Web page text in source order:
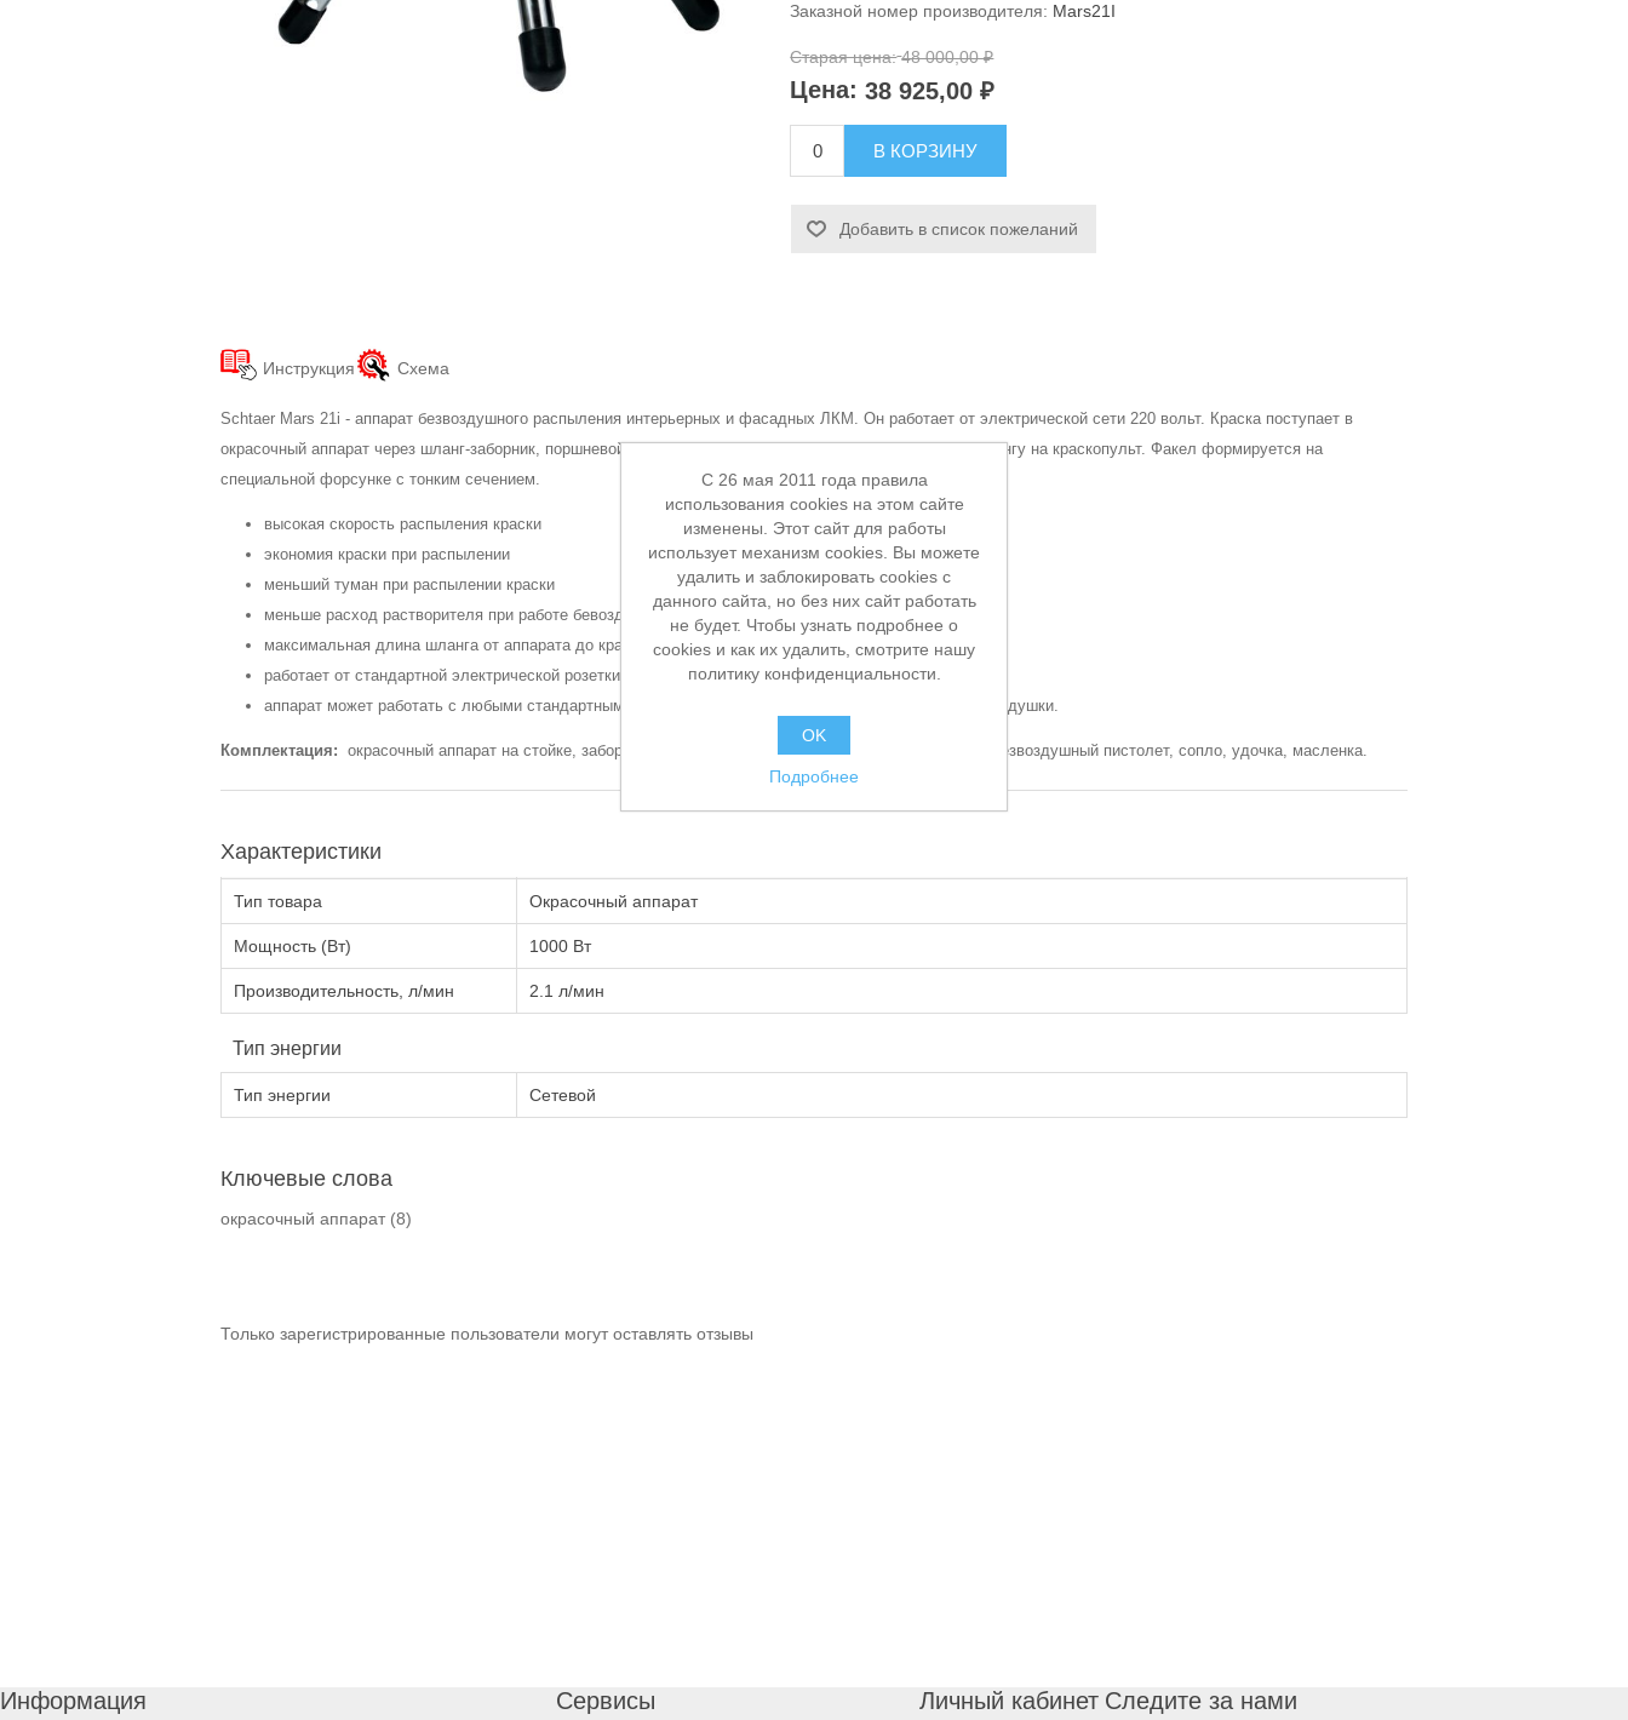
Заказной номер производителя: Mars21I
Старая цена: 48 000,00 ₽
Цена: 38 925,00 ₽
В КОРЗИНУ
Добавить в список пожеланий
Инструкция Схема
Schtaer Mars 21i - аппарат безвоздушного распыления интерьерных и фасадных ЛКМ. Он работает от электрической сети 220 вольт. Краска поступает в
окрасочный аппарат через шланг-заборник, поршневой насос нагнетает давление и подает краску по шлангу на краскопульт. Факел формируется на
специальной форсунке с тонким сечением.
высокая скорость распыления краски
экономия краски при распылении
меньший туман при распылении краски
меньше расход растворителя при работе бевоздушкой
максимальная длина шланга от аппарата до краскопульта - 60 метров
работает от стандартной электрической розетки
аппарат может работать с любыми стандартными строительными красками, пригодными для безвоздушки.
Комплектация: окрасочный аппарат на стойке, заборник с фильтром "микрофоном", шланг 15 метров, безвоздушный пистолет, сопло, удочка, масленка.
Характеристики
Тип товара Окрасочный аппарат
Мощность (Вт) 1000 Вт
Производительность, л/мин 2.1 л/мин
Тип энергии
Тип энергии Сетевой
Ключевые слова
окрасочный аппарат (8)
Только зарегистрированные пользователи могут оставлять отзывы
Информация Сервисы Личный кабинет Следите за нами
C 26 мая 2011 года правила
использования cookies на этом сайте
изменены. Этот сайт для работы
использует механизм cookies. Вы можете
удалить и заблокировать cookies с
данного сайта, но без них сайт работать
не будет. Чтобы узнать подробнее о
cookies и как их удалить, смотрите нашу
политику конфиденциальности.
OK
Подробнее